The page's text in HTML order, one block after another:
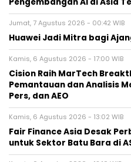
Jumat, 7 Agustus 2026 - 00:42 WIB
Huawei Jadi Mitra bagi
Kamis, 6 Agustus 2026 - 17:00 WIB
Cision Raih MarTech
Pemantauan dan Analisis
Pers, dan AEO
Kamis, 6 Agustus 2026 - 13:02 WIB
Fair Finance Asia Desak
untuk Sektor Batu Bara di